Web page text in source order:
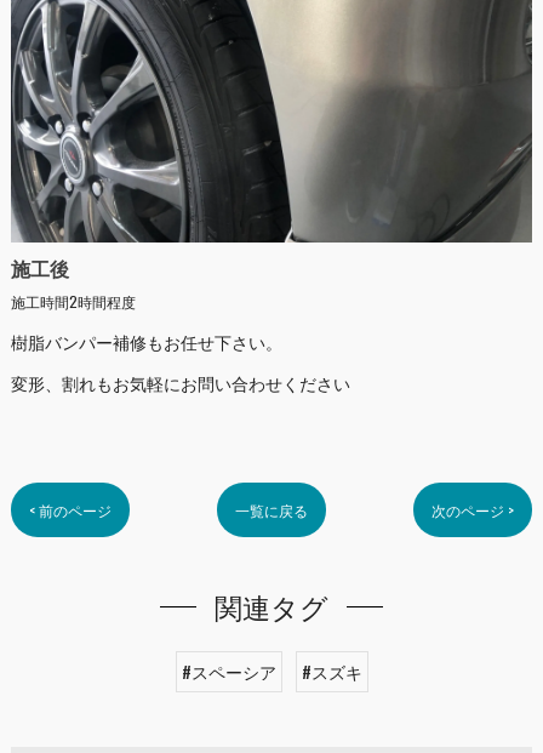
施工後
施工時間2時間程度
樹脂バンパー補修もお任せ下さい。
変形、割れもお気軽にお問い合わせください
< 前のページ 一覧に戻る 次のページ >
関連タグ
#スペーシア #スズキ